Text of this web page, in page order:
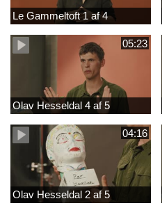
Le Gammeltoft 1 af 4
05:23
Olav Hesseldal 4 af 5
04:16
Olav Hesseldal 2 af 5